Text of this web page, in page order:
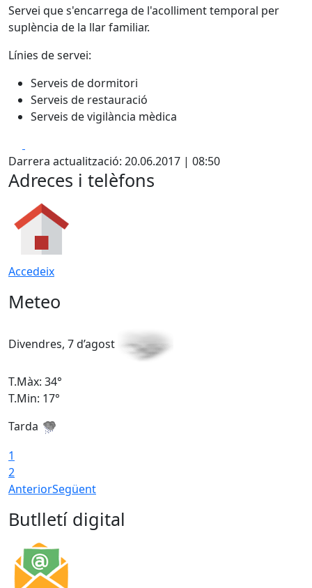
Servei que s'encarrega de l'acolliment temporal per
suplència de la llar familiar.
Línies de servei:
Serveis de dormitori
Serveis de restauració
Serveis de vigilància mèdica
Darrera actualització: 20.06.2017 | 08:50
Adreces i telèfons
Accedeix
Meteo
Divendres, 7 d’agost
T.Màx: 34°
T.Min: 17°
Tarda
1
2
AnteriorSegüent
Butlletí digital